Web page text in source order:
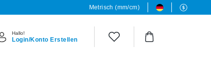
Metrisch (mm/cm)
Hallo!
Login/Konto Erstellen